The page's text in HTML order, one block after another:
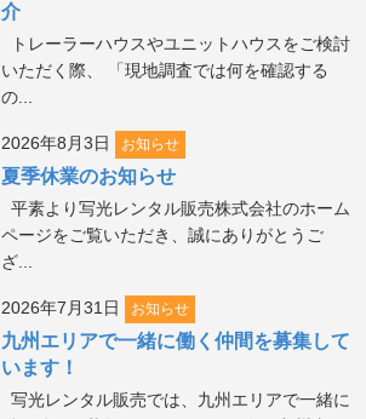
介
トレーラーハウスやユニットハウスをご検討
いただく際、 「現地調査では何を確認する
の...
2026年8月3日 お知らせ
夏季休業のお知らせ
平素より写光レンタル販売株式会社のホーム
ページをご覧いただき、誠にありがとうご
ざ...
2026年7月31日 お知らせ
九州エリアで一緒に働く仲間を募集して
います！
写光レンタル販売では、九州エリアで一緒に